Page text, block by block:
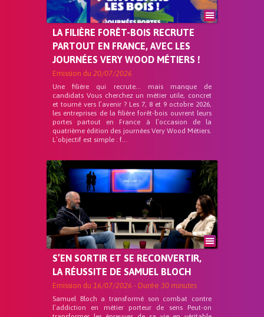
LA FILIÈRE FORÊT-BOIS RECRUTE
PARTOUT EN FRANCE, AVEC LES
JOURNÉES VERY WOOD MÉTIERS !
Emission du 20/07/2026
Une filière qui recrute… mais manque de
candidats Vous cherchez un métier utile, concret
et tourné vers l’avenir ? Les 7, 8 et 9 octobre 2026,
les entreprises de la filière forêt-bois ouvrent leurs
portes partout en France à l’occasion de la
quatrième édition des journées Very Wood Métiers.
L’objectif est simple : f...
S’EN SORTIR ET SE RECONVERTIR,
LA RÉUSSITE DE SAMUEL BLOCH
Emission du 16/07/2026 - Durée 30 minutes
Samuel Bloch a transformé son combat contre
l’addiction en métier porteur de sens Peut-on